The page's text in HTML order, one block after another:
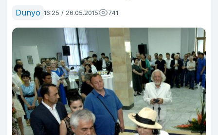
Dunyo 16:25 / 26.05.2015 741